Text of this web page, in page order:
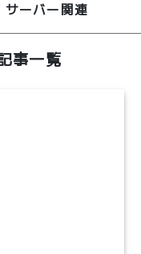
サーバー関連
事一覧